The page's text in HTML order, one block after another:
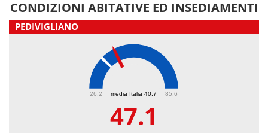
CONDIZIONI ABITATIVE ED INSEDIAMENTI
PEDIVIGLIANO
media Italia 40.7
26.2 85.6
47.1